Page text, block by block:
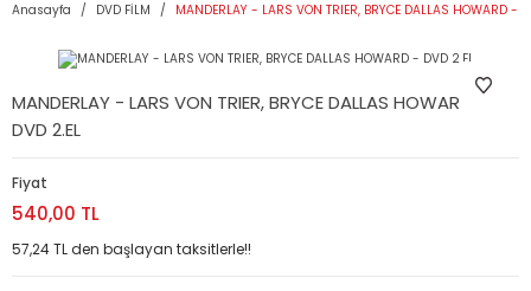
Anasayfa DVD FİLM MANDERLAY - LARS VON TRIER, BRYCE DALLAS HOWARD -
MANDERLAY - LARS VON TRIER, BRYCE DALLAS HOWARD -
DVD 2.EL
Fiyat
540,00 TL
57,24 TL den başlayan taksitlerle!!